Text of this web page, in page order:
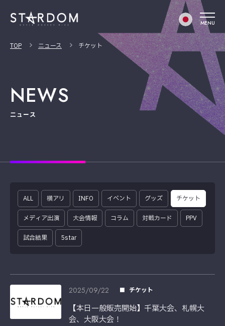
MENU
TOP ニュース チケット
NEWS
ニュース
ALL 横アリ INFO イベント グッズ チケット
メディア出演 大会情報 コラム 対戦カード PPV
試合結果 5star
2025/09/22 チケット
【本日一般販売開始】千葉大会、札幌大
会、大阪大会！